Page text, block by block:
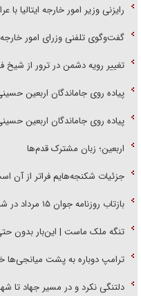
رایزنی وزیر امور خارجه ایتالیا با
گفت‌وگوی تلفنی وزرای امور
تغییر رویه دشمن در ترور از شیخ
پیاده روی جاماندگان اربعین
پیاده روی جاماندگان اربعین
اربعین؛ زبان مشترک قدم‌ها
جزئیات شکنجه‌هایم فراتر از آن
بازتاب روزنامه جوان ۱۵ مرداد در شبکه خبر
تنگه ملک ماست | این‌بار بدون
ترامپ دوباره به پشت میانجی‌ها
دلتنگی نکرد و در مسیر جهاد تا